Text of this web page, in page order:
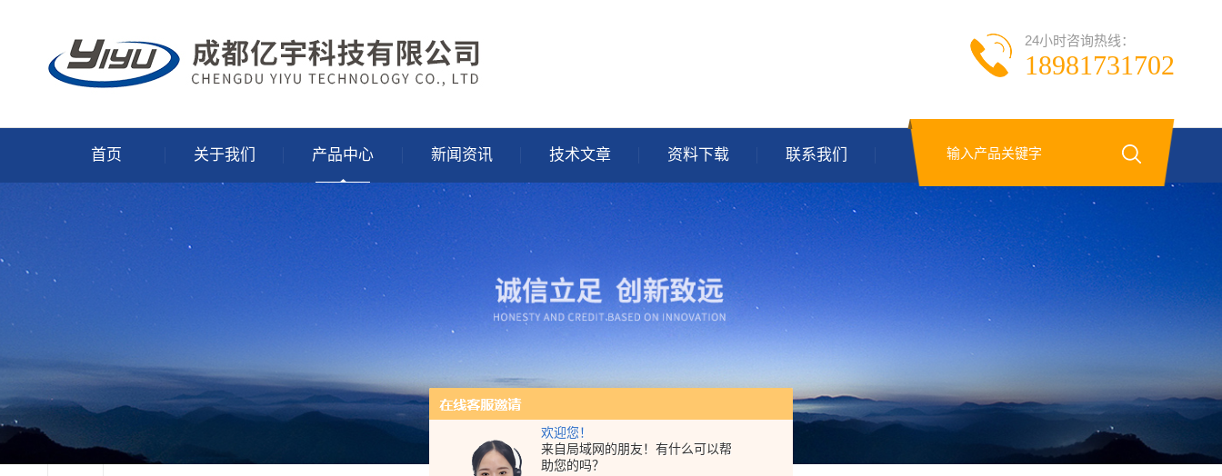
欢迎您！
来自局域网的朋友！有什么可以帮
助您的吗？
24小时咨询热线：
18981731702
首页 关于我们 产品中心 新闻资讯 技术文章 资料下载 联系我们